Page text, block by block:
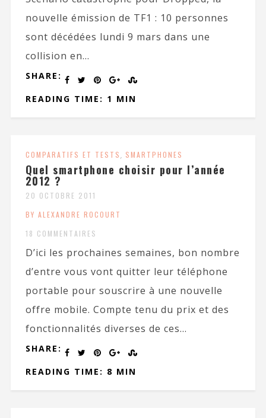
nouvelle émission de TF1 : 10 personnes
sont décédées lundi 9 mars dans une
collision en...
SHARE:
READING TIME: 1 MIN
COMPARATIFS ET TESTS, SMARTPHONES
Quel smartphone choisir pour l’année
2012 ?
20 OCTOBRE 2011
BY ALEXANDRE ROCOURT
18 COMMENTAIRES
D’ici les prochaines semaines, bon nombre
d’entre vous vont quitter leur téléphone
portable pour souscrire à une nouvelle
offre mobile. Compte tenu du prix et des
fonctionnalités diverses de ces...
SHARE:
READING TIME: 8 MIN